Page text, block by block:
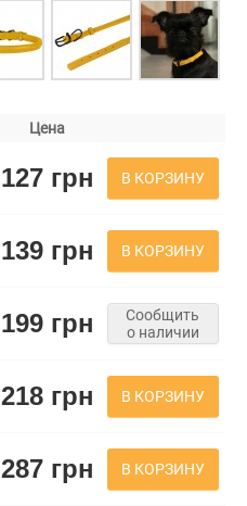
Цена
127 грн В КОРЗИНУ
139 грн В КОРЗИНУ
199 грн
Сообщить
о наличии
218 грн В КОРЗИНУ
287 грн В КОРЗИНУ